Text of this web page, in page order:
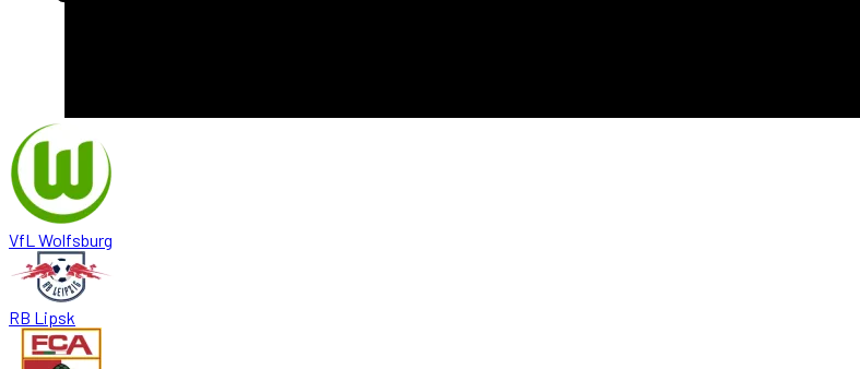
VfL Wolfsburg
RB Lipsk